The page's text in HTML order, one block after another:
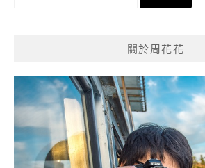
關於周花花